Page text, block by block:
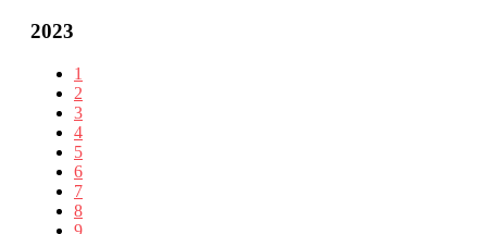
2023
1
2
3
4
5
6
7
8
9